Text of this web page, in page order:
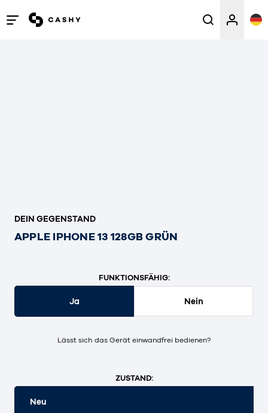
Menü
DEIN GEGENSTAND
APPLE IPHONE 13 128GB GRÜN
FUNKTIONSFÄHIG:
Ja Nein
Lässt sich das Gerät einwandfrei bedienen?
ZUSTAND:
Neu